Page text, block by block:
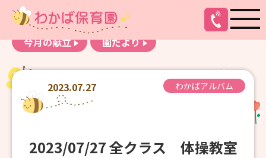
お知らせ
わかばアルバム
今月の献立
園だより
2023.07.27 わかばアルバム
2023/07/27 全クラス 体操教室